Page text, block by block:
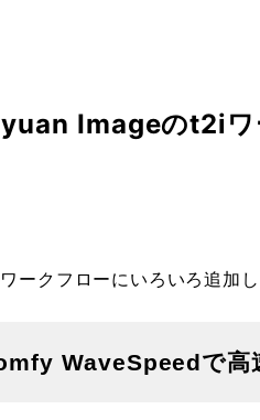
Imageのt2iワ
ークフローにいろいろ追加
WaveSpeedで高